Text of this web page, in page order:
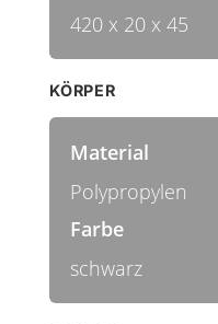
420 x 20 x 45
KÖRPER
Material
Polypropylen
Farbe
schwarz